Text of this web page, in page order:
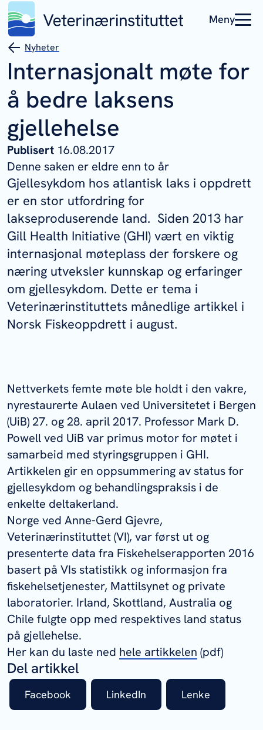
Meny
Nyheter
Internasjonalt møte for
å bedre laksens
gjellehelse
Publisert 16.08.2017
Denne saken er eldre enn to år
Gjellesykdom hos atlantisk laks i oppdrett
er en stor utfordring for
lakseproduserende land. Siden 2013 har
Gill Health Initiative (GHI) vært en viktig
internasjonal møteplass der forskere og
næring utveksler kunnskap og erfaringer
om gjellesykdom. Dette er tema i
Veterinærinstituttets månedlige artikkel i
Norsk Fiskeoppdrett i august.
Nettverkets femte møte ble holdt i den vakre,
nyrestaurerte Aulaen ved Universitetet i Bergen
(UiB) 27. og 28. april 2017. Professor Mark D.
Powell ved UiB var primus motor for møtet i
samarbeid med styringsgruppen i GHI.
Artikkelen gir en oppsummering av status for
gjellesykdom og behandlingspraksis i de
enkelte deltakerland.
Norge ved Anne-Gerd Gjevre,
Veterinærinstituttet (VI), var først ut og
presenterte data fra Fiskehelserapporten 2016
basert på VIs statistikk og informasjon fra
fiskehelsetjenester, Mattilsynet og private
laboratorier. Irland, Skottland, Australia og
Chile fulgte opp med respektives land status
på gjellehelse.
Her kan du laste ned hele artikkelen (pdf)
Del artikkel
Facebook LinkedIn Lenke